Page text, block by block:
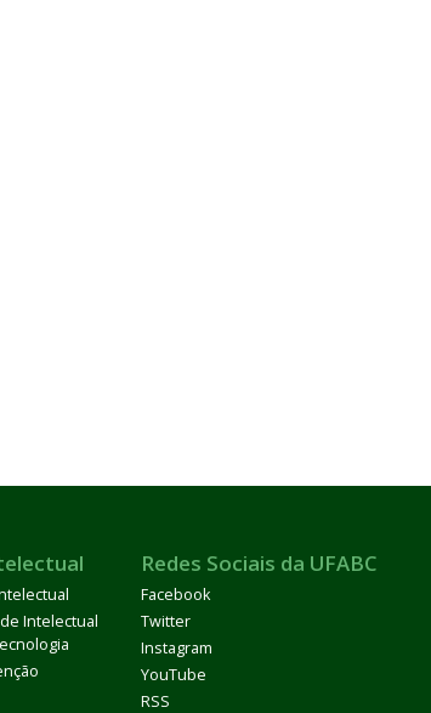
Intelectual
Redes Sociais da UFABC
Facebook
Twitter
Instagram
YouTube
RSS